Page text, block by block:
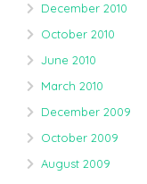
December 2010
October 2010
June 2010
March 2010
December 2009
October 2009
August 2009